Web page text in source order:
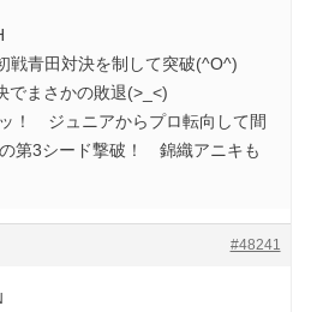
戦青田対決を制して突破(^O^)
でまさかの敗退(>_<)
！ ジュニアからプロ転向して間
第3シード撃破！ 錦織アニキも
#48241